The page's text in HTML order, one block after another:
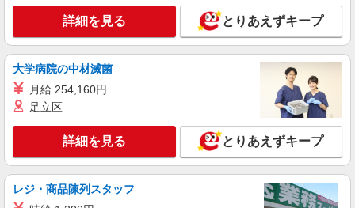
東十条駅★病院でお掃除/食事の配膳など♪★激
募★
時給1650円〜2312円 ＜日払い有/週払い有/交
通費全支給(ガソリン代含む)＞
キープ 詳細を見る
職業紹介
株式会社kotrio /●SW-S-2078460
赤羽駅☆子育て世代活躍！綺麗な病院で補助業
詳細を見る とりあえずキープ
大学病院の中材滅菌
月給 254,160円
足立区
詳細を見る とりあえずキープ
レジ・商品陳列スタッフ